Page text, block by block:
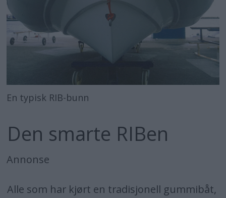
En typisk RIB-bunn
Den smarte RIBen
Annonse
Alle som har kjørt en tradisjonell gummibåt,